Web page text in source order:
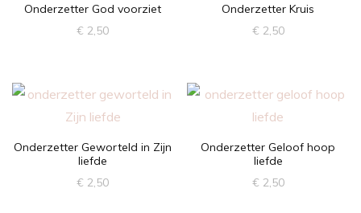
Onderzetter God voorziet
€ 2,50
Onderzetter Kruis
€ 2,50
Onderzetter Geworteld in Zijn
liefde
€ 2,50
Onderzetter Geloof hoop
liefde
€ 2,50